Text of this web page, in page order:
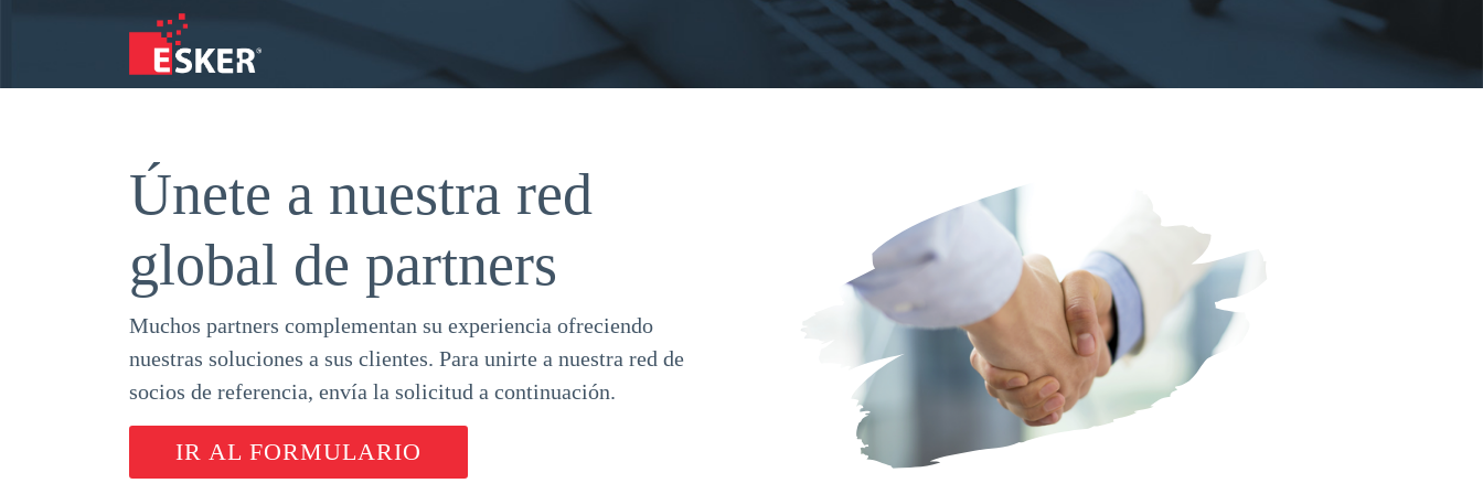
Únete a nuestra red
global de partners
Muchos partners complementan su experiencia ofreciendo
nuestras soluciones a sus clientes. Para unirte a nuestra red de
socios de referencia, envía la solicitud a continuación.
IR AL FORMULARIO